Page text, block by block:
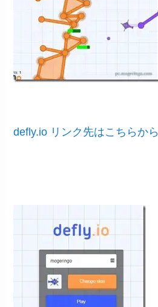
defly.io リンク先はこちらから